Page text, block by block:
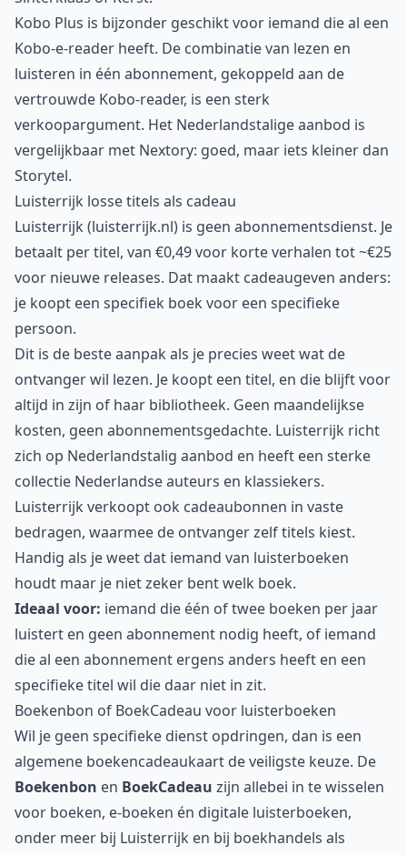
Kobo Plus is bijzonder geschikt voor iemand die al een
Kobo-e-reader heeft. De combinatie van lezen en
luisteren in één abonnement, gekoppeld aan de
vertrouwde Kobo-reader, is een sterk
verkoopargument. Het Nederlandstalige aanbod is
vergelijkbaar met Nextory: goed, maar iets kleiner dan
Storytel.
Luisterrijk losse titels als cadeau
Luisterrijk (luisterrijk.nl) is geen abonnementsdienst. Je
betaalt per titel, van €0,49 voor korte verhalen tot ~€25
voor nieuwe releases. Dat maakt cadeaugeven anders:
je koopt een specifiek boek voor een specifieke
persoon.
Dit is de beste aanpak als je precies weet wat de
ontvanger wil lezen. Je koopt een titel, en die blijft voor
altijd in zijn of haar bibliotheek. Geen maandelijkse
kosten, geen abonnementsgedachte. Luisterrijk richt
zich op Nederlandstalig aanbod en heeft een sterke
collectie Nederlandse auteurs en klassiekers.
Luisterrijk verkoopt ook cadeaubonnen in vaste
bedragen, waarmee de ontvanger zelf titels kiest.
Handig als je weet dat iemand van luisterboeken
houdt maar je niet zeker bent welk boek.
Ideaal voor: iemand die één of twee boeken per jaar
luistert en geen abonnement nodig heeft, of iemand
die al een abonnement ergens anders heeft en een
specifieke titel wil die daar niet in zit.
Boekenbon of BoekCadeau voor luisterboeken
Wil je geen specifieke dienst opdringen, dan is een
algemene boekencadeaukaart de veiligste keuze. De
Boekenbon en BoekCadeau zijn allebei in te wisselen
voor boeken, e-boeken én digitale luisterboeken,
onder meer bij Luisterrijk en bij boekhandels als